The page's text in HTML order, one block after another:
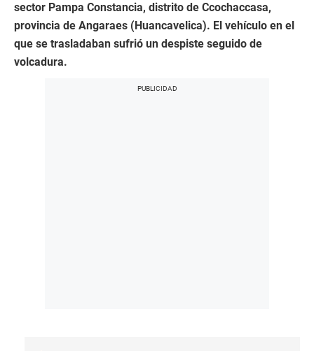
sector Pampa Constancia, distrito de Ccochaccasa,
provincia de Angaraes (Huancavelica). El vehículo en el
que se trasladaban sufrió un despiste seguido de
volcadura.